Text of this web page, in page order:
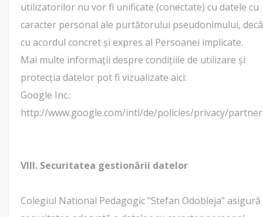
utilizatorilor nu vor fi unificate (conectate) cu datele cu
caracter personal ale purtătorului pseudonimului,
cu acordul concret și expres al Persoanei implicate.
Mai multe informații despre condițiile de utilizare și
protecția datelor pot fi vizualizate aici:
Google Inc.:
http://www.google.com/intl/de/policies/privacy/
VIII. Securitatea gestionării datelor
Colegiul National Pedagogic "Stefan Odobleja" asigură